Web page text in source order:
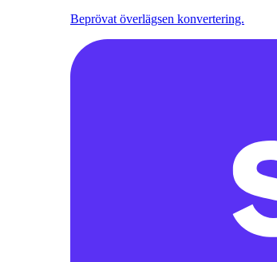
Beprövat överlägsen konvertering.